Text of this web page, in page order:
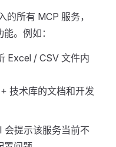
所有 MCP 服务，
。例如：
Excel / CSV 文件内
技术库的文档和开发
会提示该服务当前不